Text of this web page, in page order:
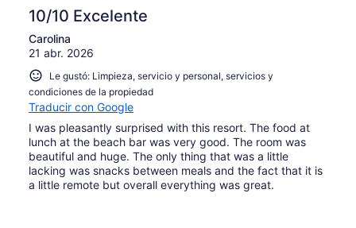
10/10 Excelente
Carolina
21 abr. 2026
Le gustó: Limpieza, servicio y personal, servicios y
condiciones de la propiedad
Traducir con Google
I was pleasantly surprised with this resort. The food at
lunch at the beach bar was very good. The room was
beautiful and huge. The only thing that was a little
lacking was snacks between meals and the fact that it is
a little remote but overall everything was great.